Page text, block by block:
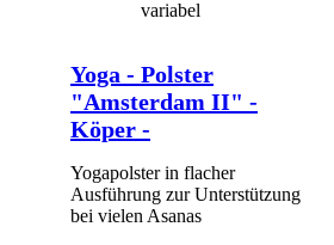
variabel
Yoga - Polster
"Amsterdam II" -
Köper -
Yogapolster in flacher
Ausführung zur Unterstützung
bei vielen Asanas